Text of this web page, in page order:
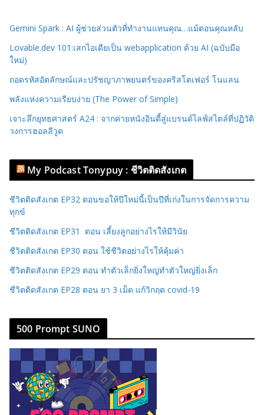
Gemini Spark : AI ผู้ช่วยส่วนตัวที่ทำงานแทนคุณ…แม้ตอนคุณหลับ
Lovable.dev 101:เสกไอเดียเป็น webapplication ด้วย AI (ฉบับมือ
ใหม่)
ถอดรหัสอัตลักษณ์และปรัชญาภาพยนตร์ของคริสโตเฟอร์ โนแลน
พลังแห่งความเรียบง่าย (The Power of Simple)
เจาะลึกยุทธศาสตร์ A24 : จากค่ายหนังอินดี้สู่แบรนด์ไลฟ์สไตล์ที่ปฏิวัติ
วงการฮอลลีวูด
My Podcast Tonypuy : ชีวิตติดสังเกต
ชีวิตติดสังเกต EP32 ตอนขอให้ปีใหม่นี้เป็นปีที่เก่งในการจัดการความ
ทุกข์
ชีวิตติดสังเกต EP31 ตอน เลี้ยงลูกอย่างไรให้มีวินัย
ชีวิตติดสังเกต EP30 ตอน ใช้ชีวิตอย่างไรให้คุ้มค่า
ชีวิตติดสังเกต EP29 ตอน ทำตัวเล็กยิ่งใหญ่ทำตัวใหญ่ยิ่งเล็ก
ชีวิตติดสังเกต EP28 ตอน ยา 3 เม็ด แก้วิกฤต covid-19
500 Prompt SUNO